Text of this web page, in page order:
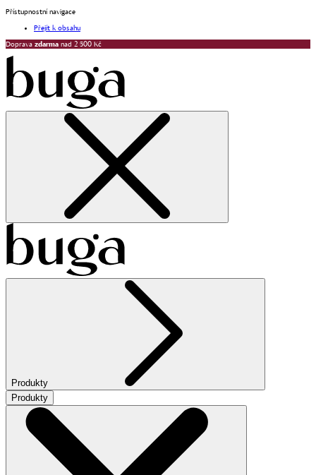
Přístupnostní navigace
Přejít k obsahu
Doprava zdarma nad 2 500 Kč
Produkty
Produkty